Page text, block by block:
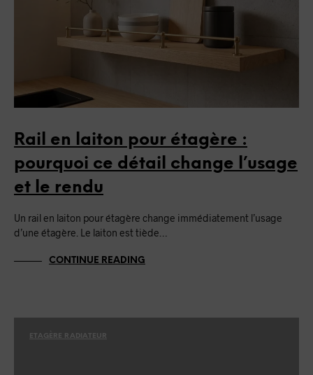
Rail en laiton pour étagère :
pourquoi ce détail change l’usage
et le rendu
Un rail en laiton pour étagère change immédiatement l’usage
d’une étagère. Le laiton est tiède…
CONTINUE READING
ETAGÈRE RADIATEUR